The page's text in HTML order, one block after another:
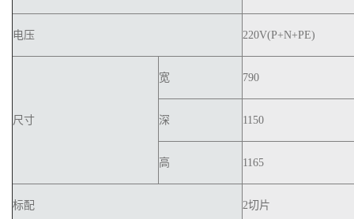
电压 220V(P+N+PE)
尺寸
宽 790
深 1150
高 1165
标配 2切片